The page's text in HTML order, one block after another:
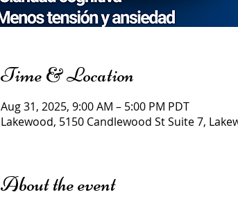
Time & Location
Aug 31, 2025, 9:00 AM – 5:00 PM PDT
Lakewood, 5150 Candlewood St Suite 7,
About the event